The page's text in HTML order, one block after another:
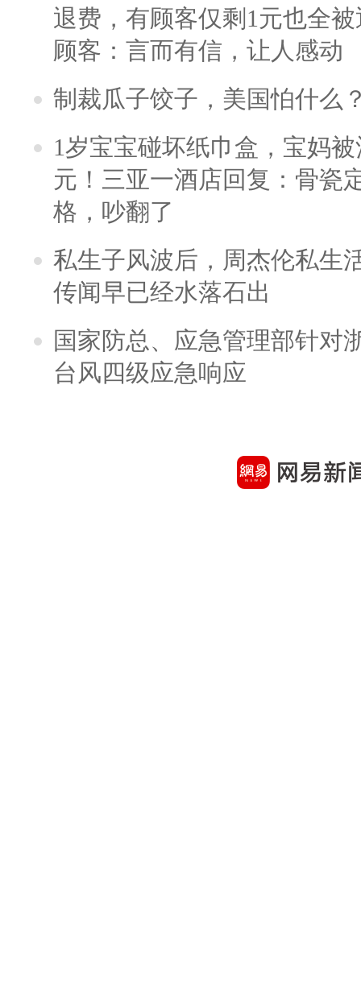
退费，有顾客仅剩1元也全
顾客：言而有信，让人感动
制裁瓜子饺子，美国怕什么
1岁宝宝碰坏纸巾盒，宝妈
元！三亚一酒店回复：骨瓷
格，吵翻了
私生子风波后，周杰伦私生
传闻早已经水落石出
国家防总、应急管理部针对
台风四级应急响应